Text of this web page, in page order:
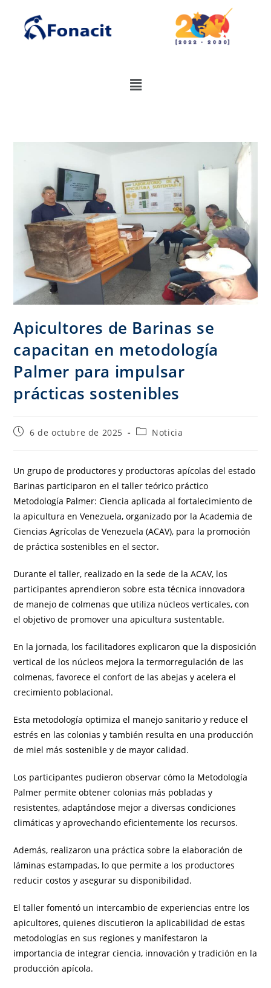
Apicultores de Barinas se
capacitan en metodología
Palmer para impulsar
prácticas sostenibles
6 de octubre de 2025 Noticia
Un grupo de productores y productoras apícolas del estado
Barinas participaron en el taller teórico práctico
Metodología Palmer: Ciencia aplicada al fortalecimiento de
la apicultura en Venezuela, organizado por la Academia de
Ciencias Agrícolas de Venezuela (ACAV), para la promoción
de práctica sostenibles en el sector.
Durante el taller, realizado en la sede de la ACAV, los
participantes aprendieron sobre esta técnica innovadora
de manejo de colmenas que utiliza núcleos verticales, con
el objetivo de promover una apicultura sustentable.
En la jornada, los facilitadores explicaron que la disposición
vertical de los núcleos mejora la termorregulación de las
colmenas, favorece el confort de las abejas y acelera el
crecimiento poblacional.
Esta metodología optimiza el manejo sanitario y reduce el
estrés en las colonias y también resulta en una producción
de miel más sostenible y de mayor calidad.
Los participantes pudieron observar cómo la Metodología
Palmer permite obtener colonias más pobladas y
resistentes, adaptándose mejor a diversas condiciones
climáticas y aprovechando eficientemente los recursos.
Además, realizaron una práctica sobre la elaboración de
láminas estampadas, lo que permite a los productores
reducir costos y asegurar su disponibilidad.
El taller fomentó un intercambio de experiencias entre los
apicultores, quienes discutieron la aplicabilidad de estas
metodologías en sus regiones y manifestaron la
importancia de integrar ciencia, innovación y tradición en la
producción apícola.